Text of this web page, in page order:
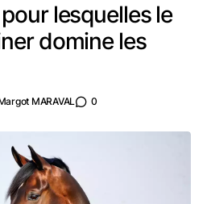
lesquelles le
domine les
MARAVAL 0